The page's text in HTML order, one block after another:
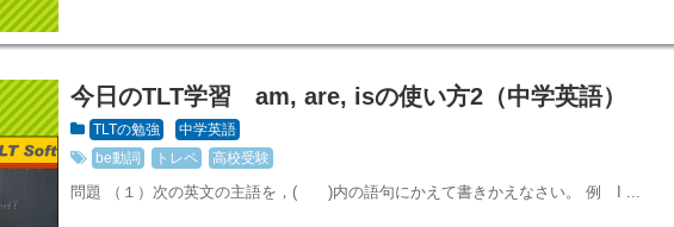
今日のTLT学習 am, are, isの使い方2（中学英語）
TLTの勉強
中学英語
be動詞
トレペ 高校受験
問題 （１）次の英文の主語を，( )内の語句にかえて書きかえなさい。 例 I ...